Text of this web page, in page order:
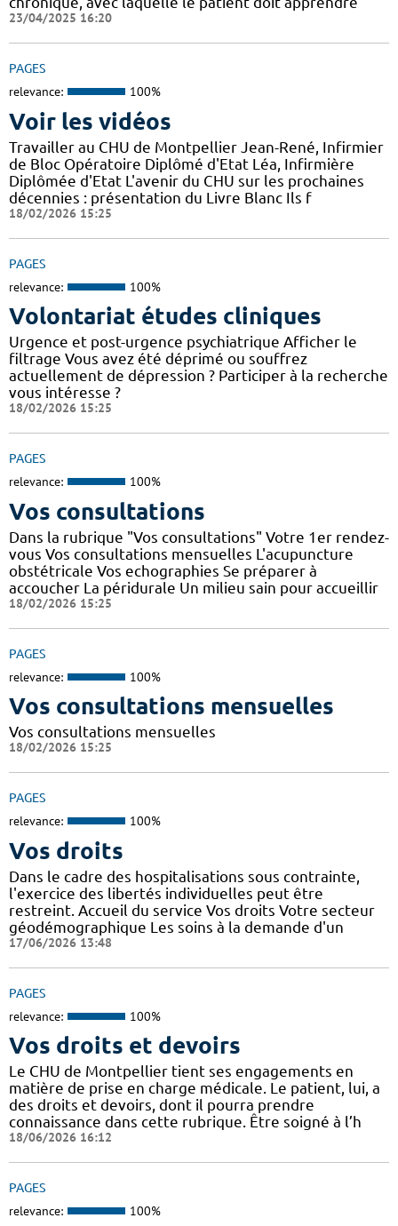
23/04/2025 16:20
PAGES
relevance: 100%
Voir les vidéos
Travailler au CHU de Montpellier Jean-René, Infirmier
de Bloc Opératoire Diplômé d'Etat Léa, Infirmière
Diplômée d'Etat L'avenir du CHU sur les prochaines
décennies : présentation du Livre Blanc Ils f
18/02/2026 15:25
PAGES
relevance: 100%
Volontariat études cliniques
Urgence et post-urgence psychiatrique Afficher le
filtrage Vous avez été déprimé ou souffrez
actuellement de dépression ? Participer à la recherche
vous intéresse ?
18/02/2026 15:25
PAGES
relevance: 100%
Vos consultations
Dans la rubrique "Vos consultations" Votre 1er rendez-
vous Vos consultations mensuelles L'acupuncture
obstétricale Vos echographies Se préparer à
accoucher La péridurale Un milieu sain pour accueillir
18/02/2026 15:25
PAGES
relevance: 100%
Vos consultations mensuelles
Vos consultations mensuelles
18/02/2026 15:25
PAGES
relevance: 100%
Vos droits
Dans le cadre des hospitalisations sous contrainte,
l'exercice des libertés individuelles peut être
restreint. Accueil du service Vos droits Votre secteur
géodémographique Les soins à la demande d'un
17/06/2026 13:48
PAGES
relevance: 100%
Vos droits et devoirs
Le CHU de Montpellier tient ses engagements en
matière de prise en charge médicale. Le patient, lui, a
des droits et devoirs, dont il pourra prendre
connaissance dans cette rubrique. Être soigné à l’h
18/06/2026 16:12
PAGES
relevance: 100%